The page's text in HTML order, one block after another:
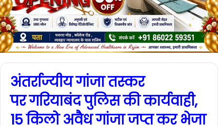
अंतर्राज्यीय गांजा तस्कर
पर गरियाबंद पुलिस की कार्यवाही,
15 किलो अवैध गांजा जप्त कर भेजा